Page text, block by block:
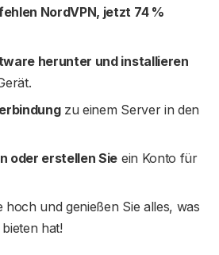
NordVPN, jetzt 74 %
herunter und installieren
zu einem Server in den
oder erstellen Sie ein Konto für
hoch und genießen Sie alles, was
hat!